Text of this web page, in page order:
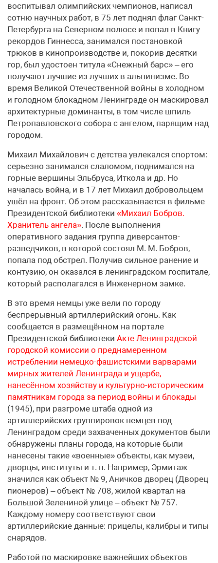
воспитывал олимпийских чемпионов, написал
сотню научных работ, в 75 лет поднял флаг Санкт-
Петербурга на Северном полюсе и попал в Книгу
рекордов Гиннесса, занимался постановкой
трюков в кинопроизводстве и, покорив десятки
гор, был удостоен титула «Снежный барс» – его
получают лучшие из лучших в альпинизме. Во
время Великой Отечественной войны в холодном
и голодном блокадном Ленинграде он маскировал
архитектурные доминанты, в том числе шпиль
Петропавловского собора с ангелом, парящим над
городом.
Михаил Михайлович с детства увлекался спортом:
серьезно занимался слаломом, поднимался на
горные вершины Эльбруса, Иткола и др. Но
началась война, и в 17 лет Михаил добровольцем
ушёл на фронт. Об этом рассказывается в фильме
Президентской библиотеки «Михаил Бобров.
Хранитель ангела». После выполнения
оперативного задания группа диверсантов-
разведчиков, в которой состоял М. М. Бобров,
попала под обстрел. Получив сильное ранение и
контузию, он оказался в ленинградском госпитале,
который располагался в Инженерном замке.
В это время немцы уже вели по городу
беспрерывный артиллерийский огонь. Как
сообщается в размещённом на портале
Президентской библиотеки Акте Ленинградской
городской комиссии о преднамеренном
истреблении немецко-фашистскими варварами
мирных жителей Ленинграда и ущербе,
нанесённом хозяйству и культурно-историческим
памятникам города за период войны и блокады
(1945), при разгроме штаба одной из
артиллерийских группировок немцев под
Ленинградом среди захваченных документов были
обнаружены планы города, на которые были
нанесены такие «военные» объекты, как музеи,
дворцы, институты и т. п. Например, Эрмитаж
значился как объект № 9, Аничков дворец (Дворец
пионеров) – объект № 708, жилой квартал на
Большой Зелениной улице – объект № 757.
Каждому номеру соответствуют свои
артиллерийские данные: прицелы, калибры и типы
снарядов.
Работой по маскировке важнейших объектов